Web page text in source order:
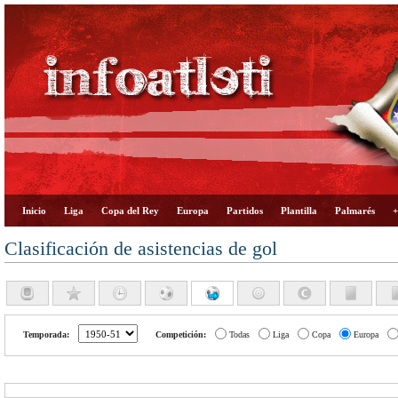
Inicio Liga Copa del Rey Europa Partidos Plantilla Palmarés
Clasificación de asistencias de gol
Temporada: Competición: Todas Liga Copa Europa